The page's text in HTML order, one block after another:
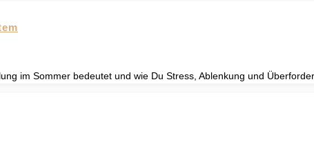
im Sommer bedeutet und wie Du Stress, Ablenkung und